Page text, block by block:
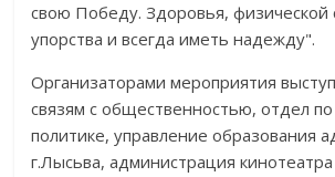
свою Победу. Здоровья, физической
упорства и всегда иметь надежду".
Организаторами мероприятия
связям с общественностью, отдел
политике, управление образования
г.Лысьва, администрация